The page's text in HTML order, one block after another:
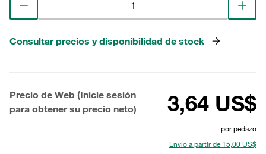
Consultar precios y disponibilidad de stock
Precio de Web (Inicie sesión
para obtener su precio neto)
3,64 US$
por pedazo
Envío a partir de 15,00 US$